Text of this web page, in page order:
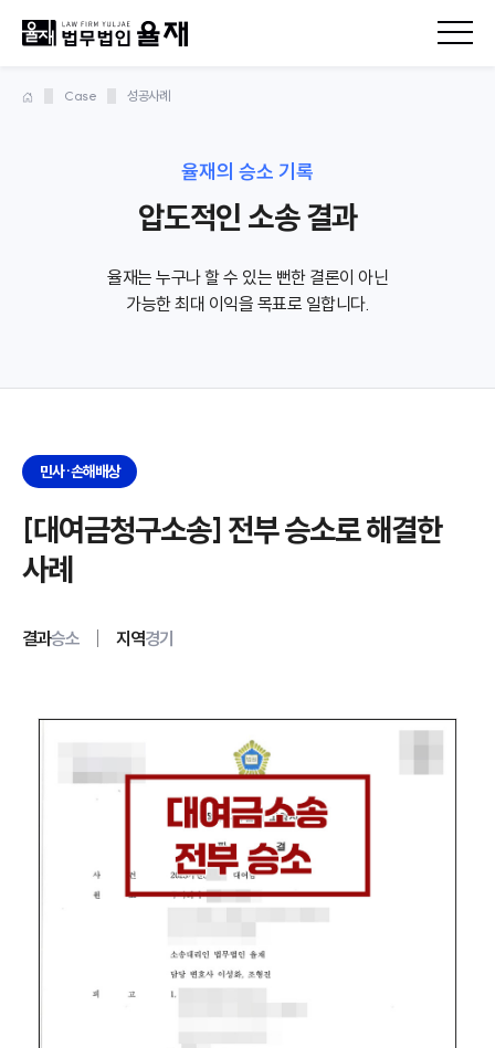
율재의 승소 기록
압도적인 소송 결과
율재는 누구나 할 수 있는 뻔한 결론이 아닌
가능한 최대 이익을 목표로 일합니다.
Case 성공사례
민사·손해배상
[대여금청구소송] 전부 승소로 해결한
사례
결과승소 지역경기